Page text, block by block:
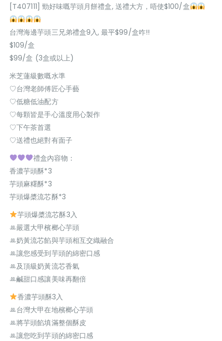
[T407111] 勁好味嘅芋頭月餅禮盒, 送禮大方，唔使$100/盒
台灣海邊芋頭三兄弟禮盒9入, 最平$99/盒咋!!
$109/盒
$99/盒 (3盒或以上)
米芝蓮級數嘅水準
♡台灣老師傅匠心手藝
♡低糖低油配方
♡每顆皆是手心溫度用心製作
♡下午茶首選
♡送禮也絕對有面子
禮盒內容物：
香濃芋頭酥*3
芋頭麻糬酥*3
芋頭爆槳流芯酥*3
芋頭爆槳流芯酥3入
ꔛ嚴選大甲檳榔心芋頭
ꔛ奶黃流芯餡與芋頭相互交織融合
ꔛ讓您感受到芋頭的綿密口感
ꔛ及頂級奶黃流芯香氣
ꔛ鹹甜口感讓美味再翻倍
香濃芋頭酥3入
ꔛ台灣大甲在地檳榔心芋頭
ꔛ將芋頭餡填滿整個酥皮
ꔛ讓您吃到芋頭的綿密口感